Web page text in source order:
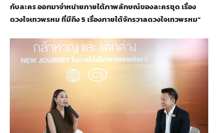
กับละคร ออกมาจำหน่ายภายใต้ภาพลักษณ์ของละครชุด เรื่อง
ดวงใจเทวพรหม ที่มีถึง 5 เรื่องภายใต้จักรวาลดวงใจเทวพรหม”